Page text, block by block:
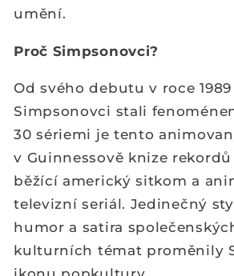
umění.
Proč Simpsonovci?
Od svého debutu v roce 1989
Simpsonovci stali
30 sériemi je tento
v Guinnessově knize
běžící americký sitkom a
televizní seriál. Jedinečný
humor a satira
kulturních témat proměnily